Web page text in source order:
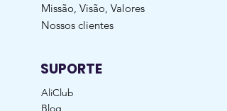
Missão, Visão, Valores
Nossos clientes
SUPORTE
AliClub
Blog